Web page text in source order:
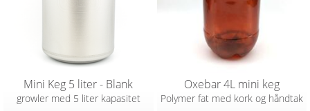
Mini Keg 5 liter - Blank
growler med 5 liter kapasitet
Oxebar 4L mini keg
Polymer fat med kork og håndtak